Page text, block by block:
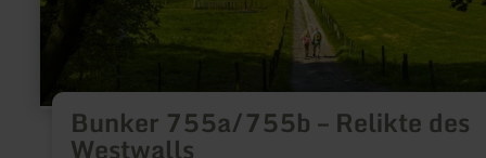
Bunker 755a/755b – Relikte des
Westwalls